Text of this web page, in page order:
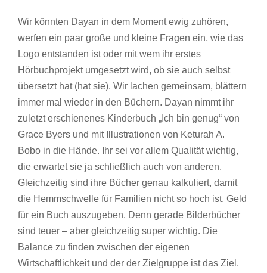
Wir könnten Dayan in dem Moment ewig zuhören,
werfen ein paar große und kleine Fragen ein, wie das
Logo entstanden ist oder mit wem ihr erstes
Hörbuchprojekt umgesetzt wird, ob sie auch selbst
übersetzt hat (hat sie). Wir lachen gemeinsam, blättern
immer mal wieder in den Büchern. Dayan nimmt ihr
zuletzt erschienenes Kinderbuch „Ich bin genug“ von
Grace Byers und mit Illustrationen von Keturah A.
Bobo in die Hände. Ihr sei vor allem Qualität wichtig,
die erwartet sie ja schließlich auch von anderen.
Gleichzeitig sind ihre Bücher genau kalkuliert, damit
die Hemmschwelle für Familien nicht so hoch ist, Geld
für ein Buch auszugeben. Denn gerade Bilderbücher
sind teuer – aber gleichzeitig super wichtig. Die
Balance zu finden zwischen der eigenen
Wirtschaftlichkeit und der der Zielgruppe ist das Ziel.